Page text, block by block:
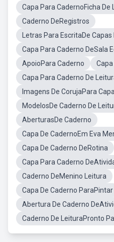
Capa Para CadernoFicha De
Caderno DeRegistros
Letras Para EscritaDe
Capa Para Caderno DeSala
ApoioPara Caderno
Capa Para Caderno De
Imagens De CorujaPara
ModelosDe Caderno De
AberturasDe Caderno
Capa De CadernoEm Eva
Capa De Caderno DeRotina
Capa Para Caderno
Caderno DeMenino Leitura
Capa De Caderno ParaPintar
Abertura De Caderno
Caderno De LeituraPronto